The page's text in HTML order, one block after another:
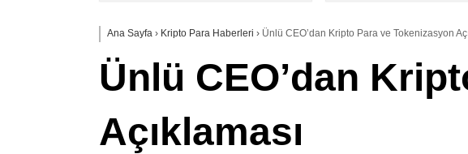
Ana Sayfa › Kripto Para Haberleri › Ünlü CEO’dan Kripto Para ve Tokenizasyon
Ünlü CEO’dan
Açıklaması